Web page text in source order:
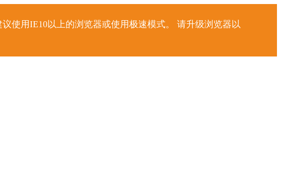
使用IE10以上的浏览器或使用极速模式。 请升级浏览器以